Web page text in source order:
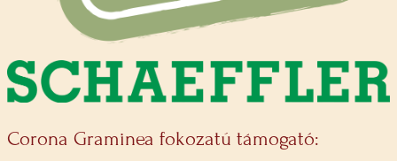
Corona Graminea fokozatú támogató: